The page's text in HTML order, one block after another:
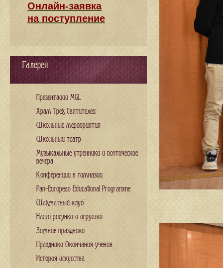
Онлайн-заявка
на поступление
Галерея
Презентации MGL
Храм Трех Святителей
Школьные мероприятия
Школьный театр
Музыкальные утренники и поэтические
вечера
Конференции в гимназии
Pan-European Educational Programme
Шахматный клуб
Наши рисунки и игрушки
Зимние праздники
Праздники Окончания учения
История искусства